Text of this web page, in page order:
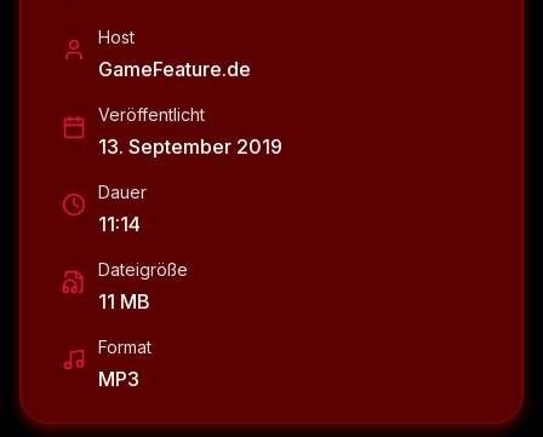
Host
GameFeature.de
Veröffentlicht
13. September 2019
Dauer
11:14
Dateigröße
11 MB
Format
MP3